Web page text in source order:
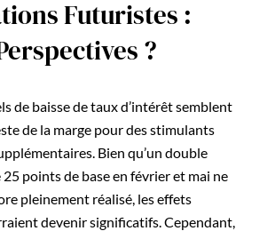
Futuristes :
?
de baisse de taux d’intérêt semblent
de la marge pour des stimulants
Bien qu’un double
points de base en février et mai ne
pleinement réalisé, les effets
devenir significatifs. Cependant,